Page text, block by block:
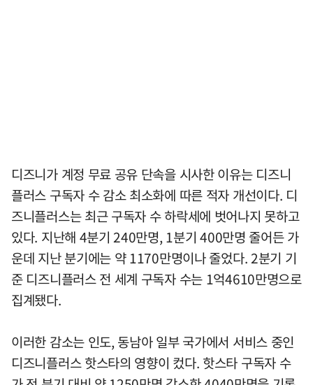
디즈니가 계정 무료 공유 단속을 시사한 이유는 디즈니
플러스 구독자 수 감소 최소화에 따른 적자 개선이다. 디
즈니플러스는 최근 구독자 수 하락세에 벗어나지 못하고
있다. 지난해 4분기 240만명, 1분기 400만명 줄어든 가
운데 지난 분기에는 약 1170만명이나 줄었다. 2분기 기
준 디즈니플러스 전 세계 구독자 수는 1억4610만명으로
집계됐다.
이러한 감소는 인도, 동남아 일부 국가에서 서비스 중인
디즈니플러스 핫스타의 영향이 컸다. 핫스타 구독자 수